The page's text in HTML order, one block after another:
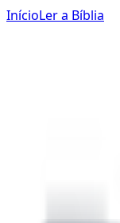
InícioLer a Bíblia